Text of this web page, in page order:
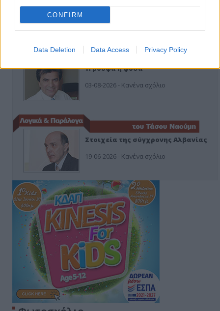
CONFIRM
Data Deletion Data Access Privacy Policy
Ή ρούφα ή φύσα
03-08-2026 - Κανένα σχόλιο
Στοιχεία της σύγχρονης Αλβανίας
19-06-2026 - Κανένα σχόλιο